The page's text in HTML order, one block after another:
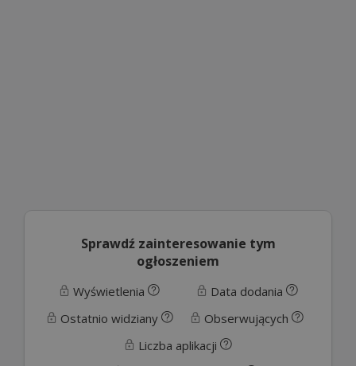
Sprawdź zainteresowanie tym
ogłoszeniem
Wyświetlenia
Data dodania
Ostatnio widziany
Obserwujących
Liczba aplikacji